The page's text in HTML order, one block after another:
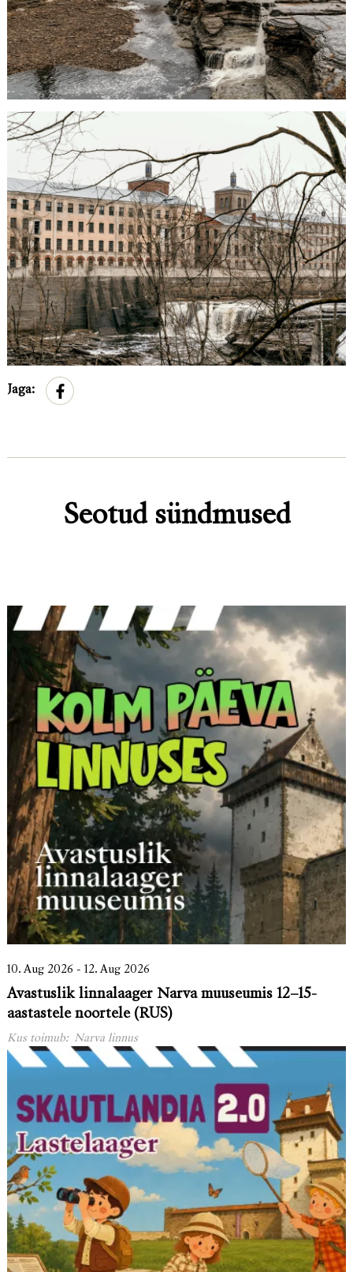
Jaga:
Seotud sündmused
10. Aug 2026 - 12. Aug 2026
Avastuslik linnalaager Narva muuseumis 12–15-
aastastele noortele (RUS)
Kus toimub: Narva linnus